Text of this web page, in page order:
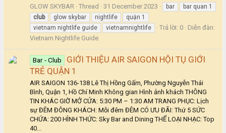
GLOW SKYBAR
Thread 31 December 2023 bar
bar quan 1
club
glow skybar nightlife
quận 1
vietnam nightlife guide
vietnamnightlife Trả lời: 0
Diễn đàn:
Vietnam Nightlife Guide
Bar - Club
GIỚI THIỆU AIR SAIGON HỘI TỤ GIỚI
TRẺ QUẬN 1
AIR SAIGON 136-138 Lê Thị Hồng Gấm, Phường Nguyễn Thái
Bình, Quận 1, Hồ Chí Minh Không gian Hình ảnh khách THÔNG
TIN KHÁC GIỜ MỞ CỬA: 5:30 PM – 1:30 AM TRANG PHỤC: Lịch
sự ĐÊM ĐÔNG KHÁCH: Mỗi đêm ĐÊM CÓ ƯU ĐÃI: Thứ 5 SỨC
CHỨA: 200 HÌNH THỨC: Sky Bar and Dining THỂ LOẠI NHẠC: Top
40...